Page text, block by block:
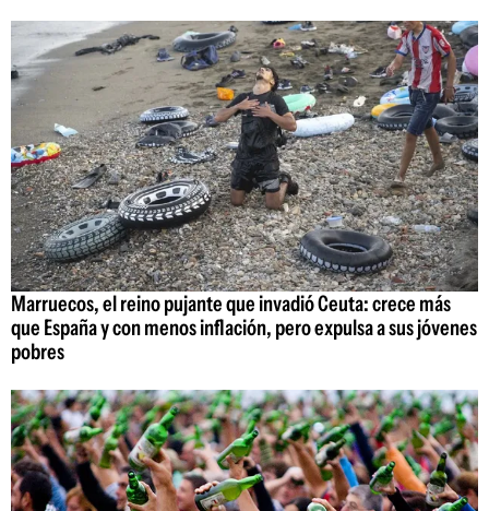
Marruecos, el reino pujante que invadió Ceuta: crece más
que España y con menos inflación, pero expulsa a sus jóvenes
pobres